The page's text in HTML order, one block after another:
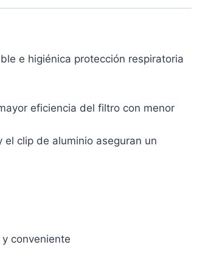
e higiénica protección respiratoria
eficiencia del filtro con menor
clip de aluminio aseguran un
conveniente